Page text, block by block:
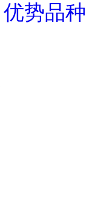
优势品种